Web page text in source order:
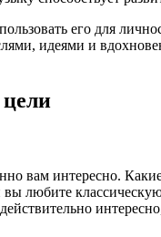
его для
идеями и
вам интересно.
любите